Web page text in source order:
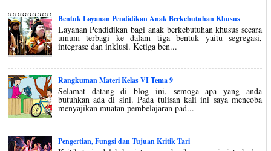
Bentuk Layanan Pendidikan Anak Berkebutuhan Khusus
Layanan Pendidikan bagi anak berkebutuhan khusus secara
umum terbagi ke dalam tiga bentuk yaitu segregasi,
integrase dan inklusi. Ketiga ben...
Rangkuman Materi Kelas VI Tema 9
Selamat datang di blog ini, semoga apa yang anda
butuhkan ada di sini. Pada tulisan kali ini saya mencoba
menyajikan muatan pembelajaran pad...
Pengertian, Fungsi dan Tujuan Kritik Tari